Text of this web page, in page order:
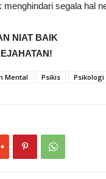
segala hal
NIAT BAIK
Mental Psikis Psikologi